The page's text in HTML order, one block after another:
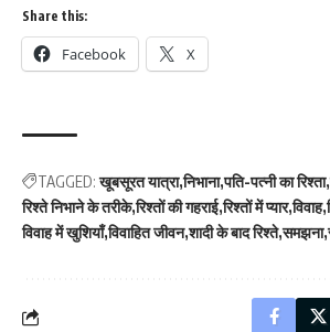
Share this:
Facebook X
TAGGED: खूबसूरत यात्रा निभाना पति-पत्नी का रिश्ता
रिश्ते निभाने के तरीके रिश्तों की गहराई रिश्तों में प्यार विवाह
विवाह में खुशियाँ विवाहित जीवन शादी के बाद रिश्ते समझना